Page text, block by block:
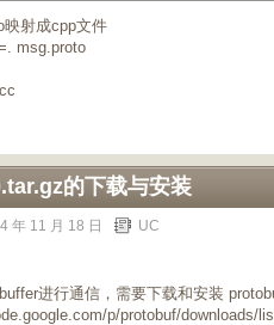
射成cpp文件
msg.proto
的下载与安装
年 11 月 18 日 UC
进行通信，需要下载和安装
p/protobuf/downloads/